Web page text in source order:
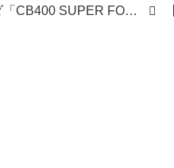
ホンダ「CB400 SUPER FOUR E-Clutch Concept」｜新型スーパーフォア徹底解説〈シャシー編〉